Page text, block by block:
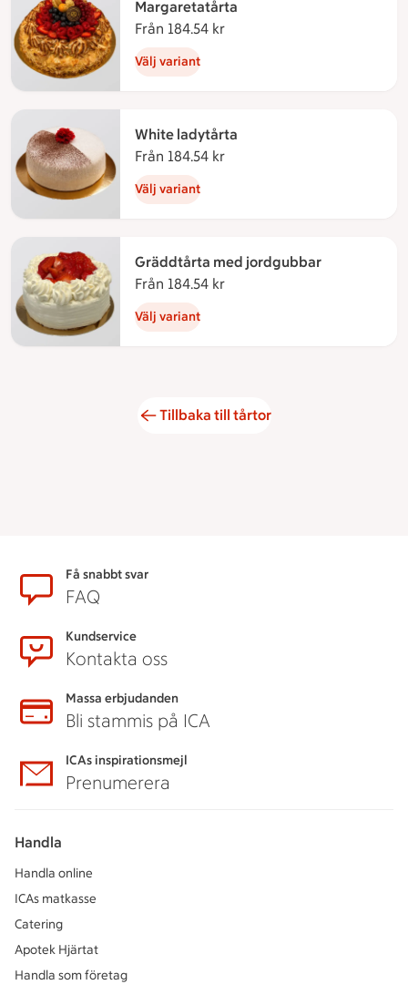
Margaretatårta
Från 184.54 kr
Välj variant
White ladytårta
Från 184.54 kr
Välj variant
Gräddtårta med jordgubbar
Från 184.54 kr
Välj variant
Tillbaka till tårtor
SidfotFå snabbt svar
FAQ
Kundservice
Kontakta oss
Massa erbjudanden
Bli stammis på ICA
ICAs inspirationsmejl
Prenumerera
Handla
Handla online
ICAs matkasse
Catering
Apotek Hjärtat
Handla som företag